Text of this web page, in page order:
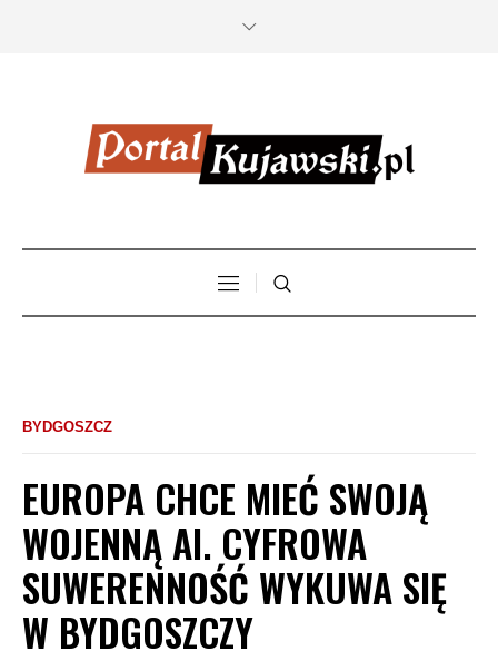
BYDGOSZCZ
EUROPA CHCE MIEĆ SWOJĄ
WOJENNĄ AI. CYFROWA
SUWERENNOŚĆ WYKUWA SIĘ
W BYDGOSZCZY